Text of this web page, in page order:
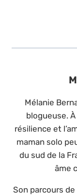
Mélanie
blogueuse.
résilience et
maman solo
du sud de la
âme
Son parcours